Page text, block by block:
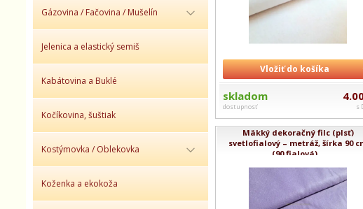
Gázovina / Fačovina / Mušelín
Jelenica a elastický semiš
Kabátovina a Buklé
Kočíkovina, šuštiak
Kostýmovka / Oblekovka
Koženka a ekokoža
Vložiť do košíka
skladom
dostupnosť s
Mäkký dekoračný filc (plsť)
svetlofialový – metráž, šírka 90
(90 fialová)...